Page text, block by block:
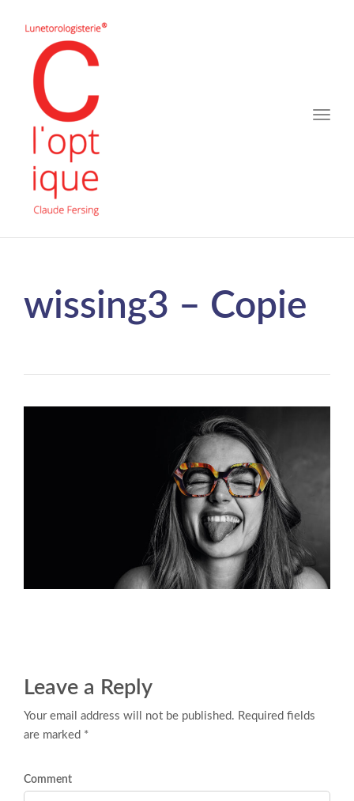
Toggle
wissing3 – Copie
Leave a Reply
Your email address will not be published. Required fields
are marked *
Comment